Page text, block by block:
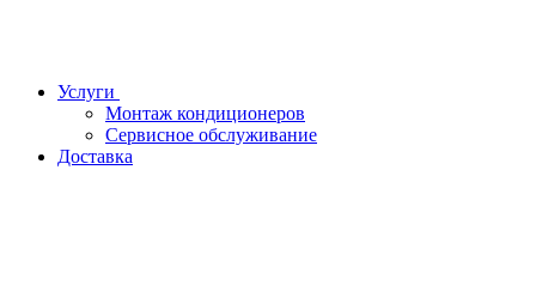
Услуги
Монтаж кондиционеров
Сервисное обслуживание
Доставка